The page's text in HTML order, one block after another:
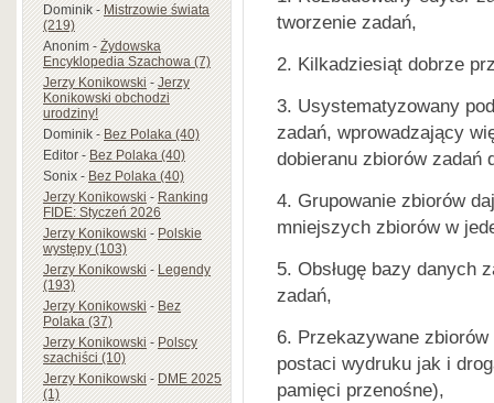
Dominik-Mistrzowie świata
(219)
Anonim-Żydowska
Encyklopedia Szachowa (7)
Jerzy Konikowski-Jerzy
Konikowski obchodzi
urodziny!
Dominik-Bez Polaka (40)
Editor-Bez Polaka (40)
Sonix-Bez Polaka (40)
Jerzy Konikowski-Ranking
FIDE: Styczeń 2026
Jerzy Konikowski-Polskie
występy (103)
Jerzy Konikowski-Legendy
(193)
Jerzy Konikowski-Bez
Polaka (37)
Jerzy Konikowski-Polscy
szachiści (10)
Jerzy Konikowski-DME 2025
(1)
tworzenie zadań,
Kilkadziesiąt dobrze
Usystematyzowany
zadań, wprowadzający
dobieranu zbiorów zadań
Grupowanie zbiorów
mniejszych zbiorów w
Obsługę bazy danych
zadań,
Przekazywane
postaci wydruku jak i
pamięci przenośne),